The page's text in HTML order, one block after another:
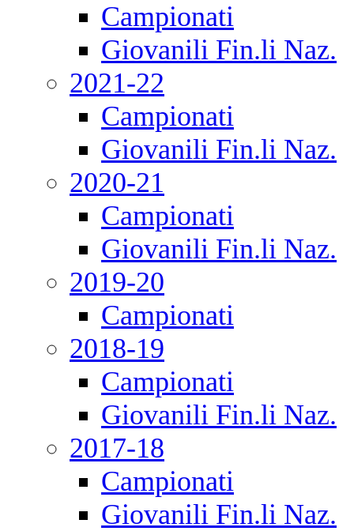
Campionati
Giovanili Fin.li Naz.
2021-22
Campionati
Giovanili Fin.li Naz.
2020-21
Campionati
Giovanili Fin.li Naz.
2019-20
Campionati
2018-19
Campionati
Giovanili Fin.li Naz.
2017-18
Campionati
Giovanili Fin.li Naz.